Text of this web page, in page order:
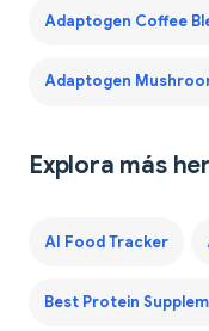
Adaptogen Coffee
Adaptogen
Explora más
AI Food Tracker
Best Protein